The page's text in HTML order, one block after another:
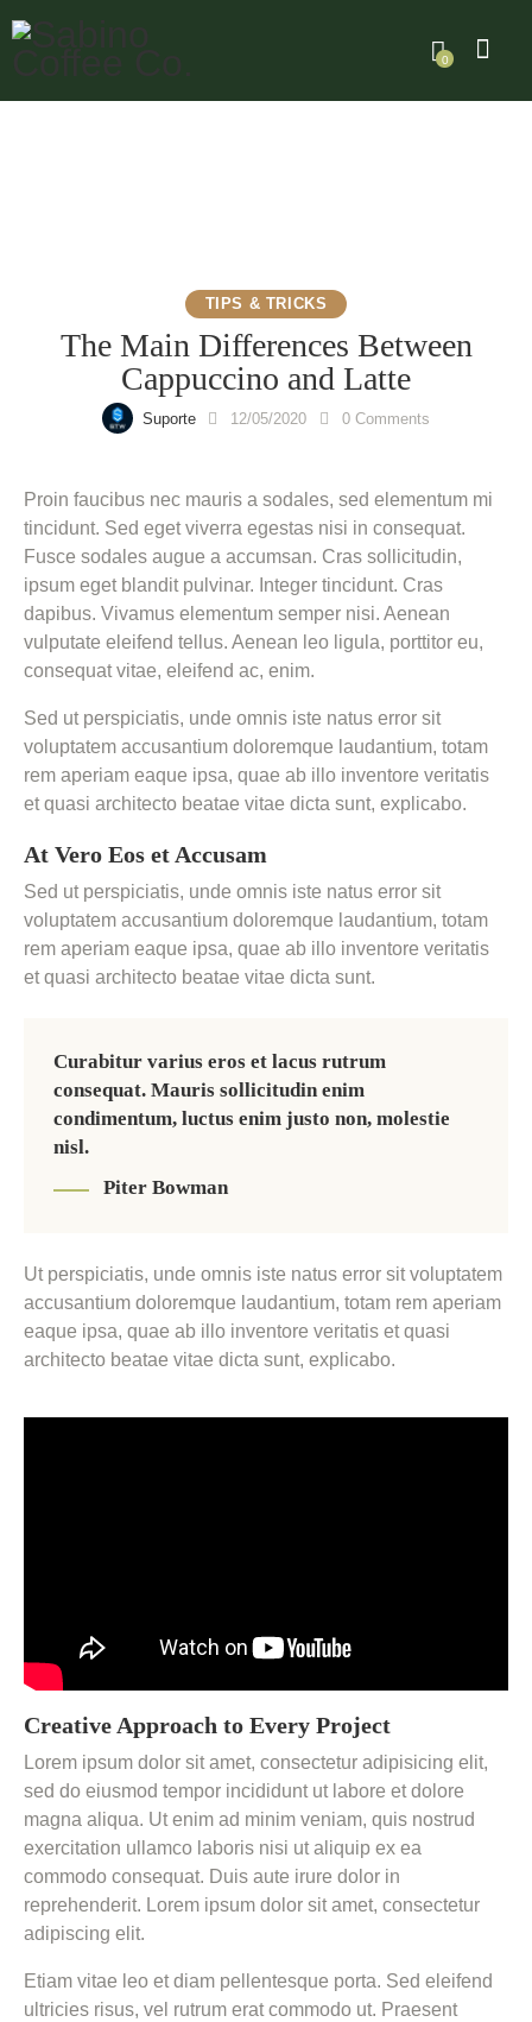
0
TIPS & TRICKS
The Main Differences Between
Cappuccino and Latte
Suporte 12/05/2020 0 Comments
Proin faucibus nec mauris a sodales, sed elementum mi
tincidunt. Sed eget viverra egestas nisi in consequat.
Fusce sodales augue a accumsan. Cras sollicitudin,
ipsum eget blandit pulvinar. Integer tincidunt. Cras
dapibus. Vivamus elementum semper nisi. Aenean
vulputate eleifend tellus. Aenean leo ligula, porttitor eu,
consequat vitae, eleifend ac, enim.
Sed ut perspiciatis, unde omnis iste natus error sit
voluptatem accusantium doloremque laudantium, totam
rem aperiam eaque ipsa, quae ab illo inventore veritatis
et quasi architecto beatae vitae dicta sunt, explicabo.
At Vero Eos et Accusam
Sed ut perspiciatis, unde omnis iste natus error sit
voluptatem accusantium doloremque laudantium, totam
rem aperiam eaque ipsa, quae ab illo inventore veritatis
et quasi architecto beatae vitae dicta sunt.
Curabitur varius eros et lacus rutrum
consequat. Mauris sollicitudin enim
condimentum, luctus enim justo non, molestie
nisl.
Piter Bowman
Ut perspiciatis, unde omnis iste natus error sit voluptatem
accusantium doloremque laudantium, totam rem aperiam
eaque ipsa, quae ab illo inventore veritatis et quasi
architecto beatae vitae dicta sunt, explicabo.
Creative Approach to Every Project
Lorem ipsum dolor sit amet, consectetur adipisicing elit,
sed do eiusmod tempor incididunt ut labore et dolore
magna aliqua. Ut enim ad minim veniam, quis nostrud
exercitation ullamco laboris nisi ut aliquip ex ea
commodo consequat. Duis aute irure dolor in
reprehenderit. Lorem ipsum dolor sit amet, consectetur
adipiscing elit.
Etiam vitae leo et diam pellentesque porta. Sed eleifend
ultricies risus, vel rutrum erat commodo ut. Praesent